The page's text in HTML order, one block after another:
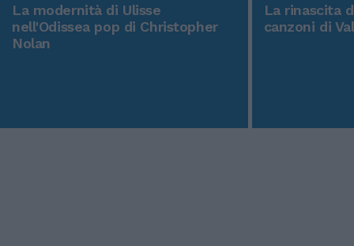
La modernità di Ulisse
nell'Odissea pop di Christopher
Nolan
La rinascita
canzoni di